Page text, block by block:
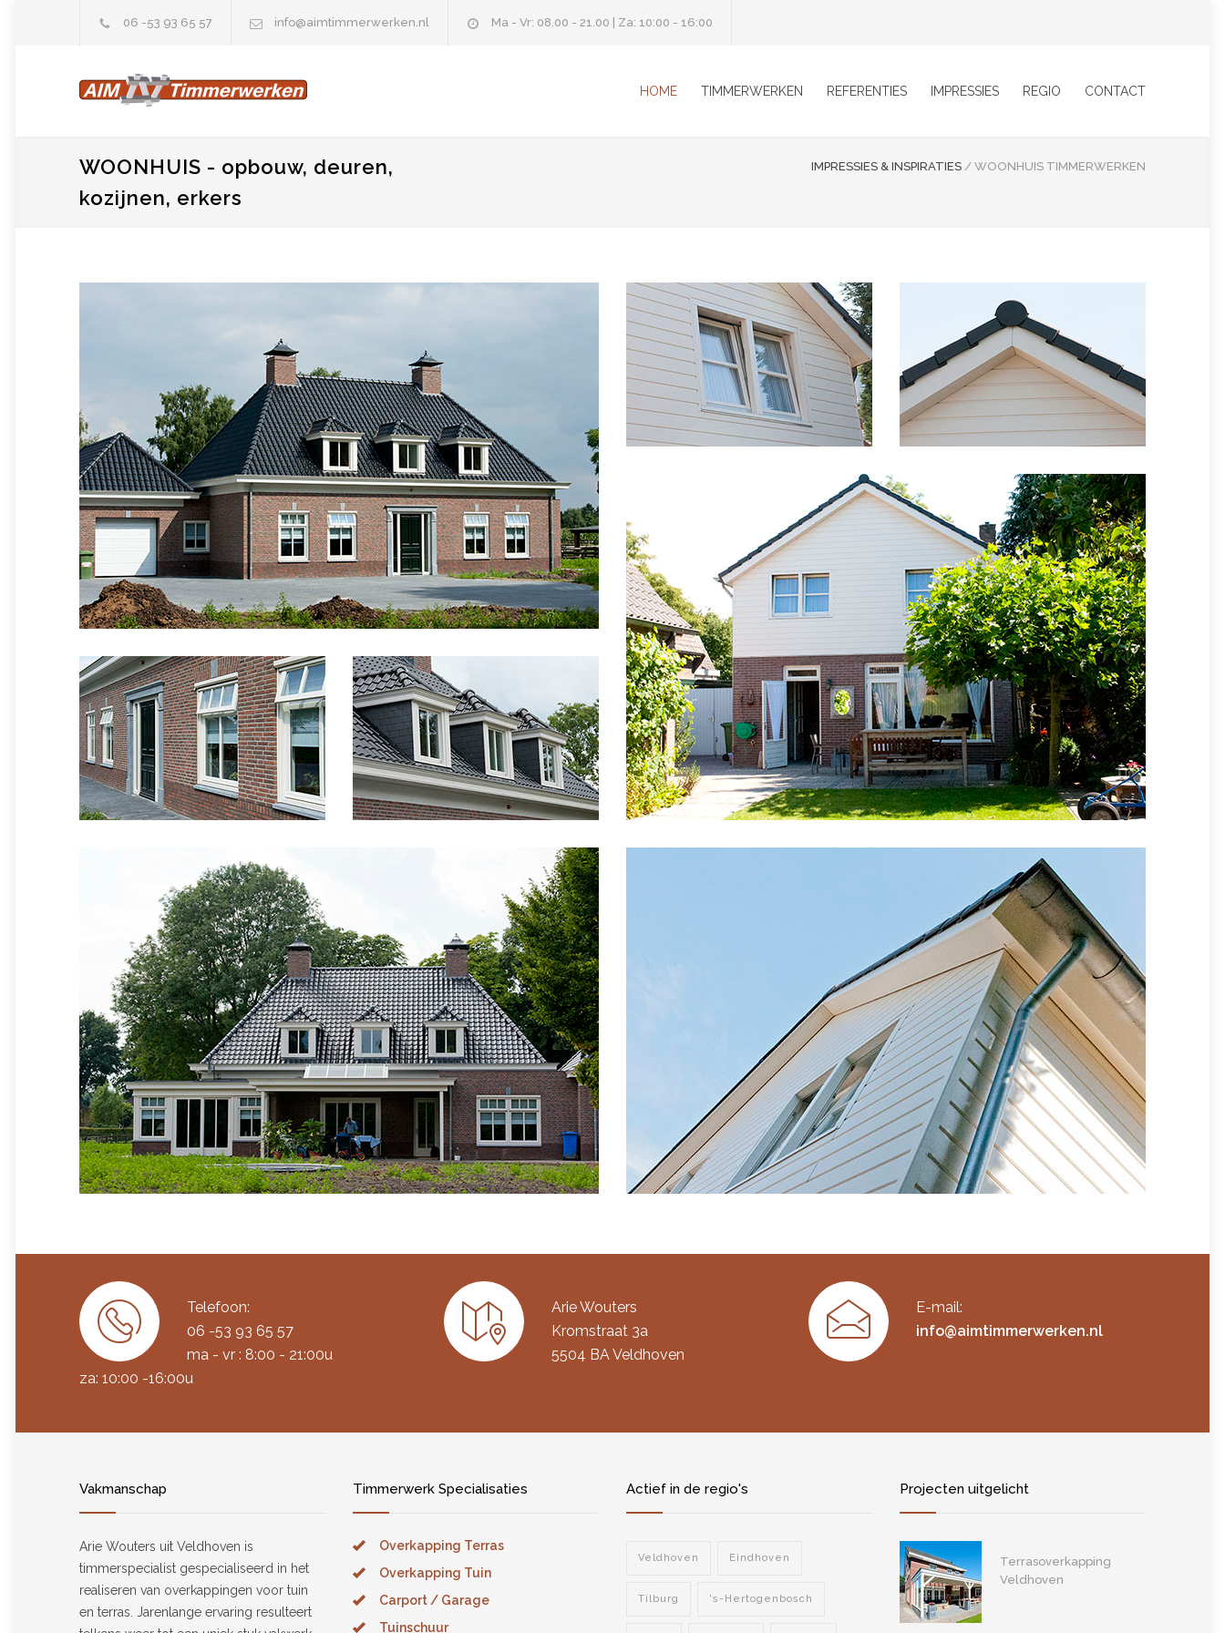
06 -53 93 65 57 info@aimtimmerwerken.nl Ma - Vr: 08.00 - 21.00 | Za: 10:00 - 16:00
HOME TIMMERWERKEN REFERENTIES IMPRESSIES REGIO CONTACT
WOONHUIS - opbouw, deuren,
kozijnen, erkers
IMPRESSIES & INSPIRATIES / WOONHUIS TIMMERWERKEN
Telefoon:
06 -53 93 65 57
ma - vr : 8:00 - 21:00u
za: 10:00 -16:00u
Arie Wouters
Kromstraat 3a
5504 BA Veldhoven
E-mail:
info@aimtimmerwerken.nl
Vakmanschap
Arie Wouters uit Veldhoven is
timmerspecialist gespecialiseerd in het
realiseren van overkappingen voor tuin
en terras. Jarenlange ervaring resulteert
Timmerwerk Specialisaties
Overkapping Terras
Overkapping Tuin
Carport / Garage
Tuinschuur
Actief in de regio's
Veldhoven Eindhoven
Tilburg 's-Hertogenbosch
Projecten uitgelicht
Terrasoverkapping
Veldhoven